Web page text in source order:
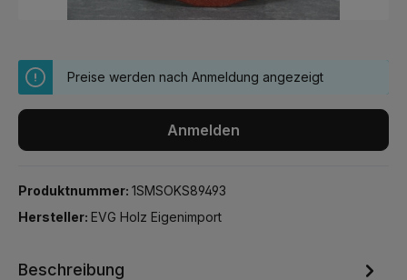
Preise werden nach Anmeldung angezeigt
Anmelden
Produktnummer: 1SMSOKS89493
Hersteller: EVG Holz Eigenimport
Beschreibung